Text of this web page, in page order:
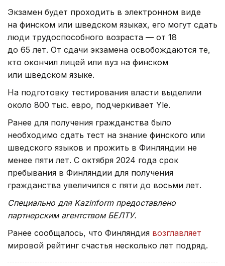
Экзамен будет проходить в электронном виде
на финском или шведском языках, его могут сдать
люди трудоспособного возраста — от 18
до 65 лет. От сдачи экзамена освобождаются те,
кто окончил лицей или вуз на финском
или шведском языке.
На подготовку тестирования власти выделили
около 800 тыс. евро, подчеркивает Yle.
Ранее для получения гражданства было
необходимо сдать тест на знание финского или
шведского языков и прожить в Финляндии не
менее пяти лет. С октября 2024 года срок
пребывания в Финляндии для получения
гражданства увеличился с пяти до восьми лет.
Специально для Kazinform предоставлено
партнерским агентством БЕЛТУ.
Ранее сообщалось, что Финляндия возглавляет
мировой рейтинг счастья несколько лет подряд.